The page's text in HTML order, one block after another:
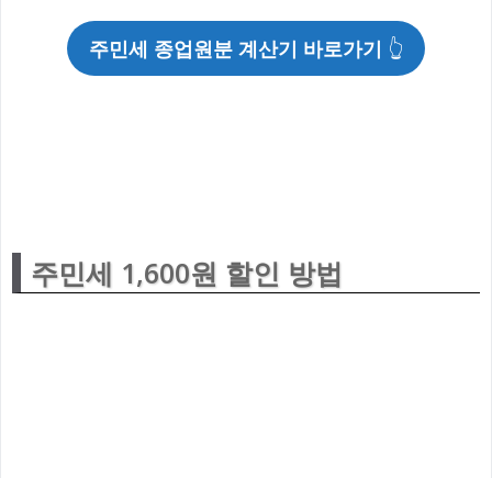
주민세 종업원분 계산기 바로가기 👆
주민세 1,600원 할인 방법